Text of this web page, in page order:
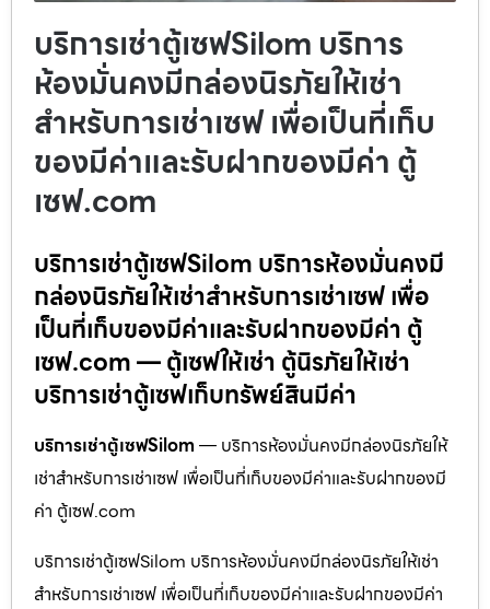
บริการเช่าตู้เซฟSilom บริการ
ห้องมั่นคงมีกล่องนิรภัยให้เช่า
สำหรับการเช่าเซฟ เพื่อเป็นที่เก็บ
ของมีค่าและรับฝากของมีค่า ตู้
เซฟ.com
บริการเช่าตู้เซฟSilom บริการห้องมั่นคงมี
กล่องนิรภัยให้เช่าสำหรับการเช่าเซฟ เพื่อ
เป็นที่เก็บของมีค่าและรับฝากของมีค่า ตู้
เซฟ.com — ตู้เซฟให้เช่า ตู้นิรภัยให้เช่า
บริการเช่าตู้เซฟเก็บทรัพย์สินมีค่า
บริการเช่าตู้เซฟSilom — บริการห้องมั่นคงมีกล่องนิรภัยให้
เช่าสำหรับการเช่าเซฟ เพื่อเป็นที่เก็บของมีค่าและรับฝากของมี
ค่า ตู้เซฟ.com
บริการเช่าตู้เซฟSilom บริการห้องมั่นคงมีกล่องนิรภัยให้เช่า
สำหรับการเช่าเซฟ เพื่อเป็นที่เก็บของมีค่าและรับฝากของมีค่า